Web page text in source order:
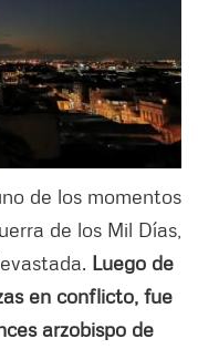
de los momentos
de los Mil Días,
Luego de
en conflicto, fue
arzobispo de